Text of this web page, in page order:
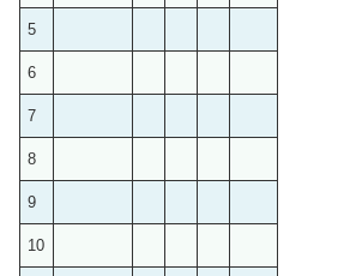
5
6
7
8
9
10